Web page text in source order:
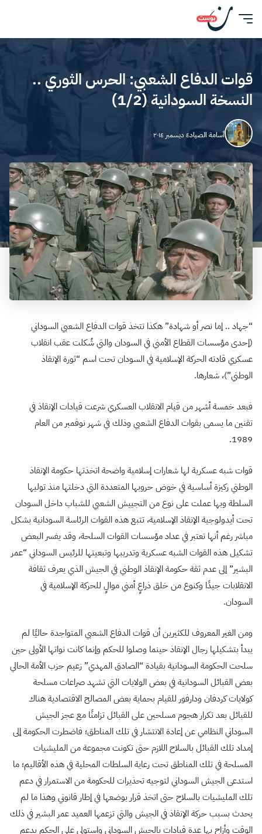
قوات الدفاع الشعبي: الحرس الثوري ..
النسخة السودانية (1/2)
أسامة الصياد٤ ديسمبر ٢٠١٤
“جهاد .. إما نصر أو شهادة” هكذا تتخذ قوات الدفاع الشعبي السوداني
(إحدى مؤسسات القطاع الأمني في السودان والتي شُكلت عقب انقلاب
عسكري قادته الحركة الإسلامية في السودان تحت اسم “ثورة الإنقاذ
الوطني”)، شعارها.
فبعد خمسة أشهر من قيام الانقلاب العسكري شرعت قيادات الإنقاذ في
تقنين ما يسمى بقوات الدفاع الشعبي وذلك في شهر نوفمبر من العام
1989.
قوات شبه عسكرية لها شعارات إسلامية واضحة اتخذتها حكومة الإنقاذ
الوطني ركيزة أساسية في خوض حروبها المتعددة التي دخلتها منذ توليها
السلطة وبها عملت على نوع من التجييش الشعبي للشباب داخل السودان
تحت أيدولوجية الإنقاذ الإسلامية، تتبع هذه القوات الرئاسة السودانية بشكل
مباشر رغم أنها تعتبر في عداد مؤسسات القوات السلحة، وقد يفسر البعض
تشكيل هذه القوات الشبه عسكرية وتدريبها وتبعيتها للرئيس السوداني “عمر
البشير” إلى عدم ثقة حكومة الإنقاذ الوطني في الجيش الذي يعرف ثقافة
الانقلابات جيدًا وكنوع من خلق ذراعٍ أمني موالٍ للحركة الإسلامية في
السودان.
ومن الغير المعروف للكثيرين أن قوات الدفاع الشعبي المتواجدة حاليًا لم
يبدأ بتشكيلها رجال الإنقاذ حينما وصلوا للحكم وإنما كانت نواتها الأولى حين
سلحت الحكومة السودانية بقيادة “الصادق المهدي” زعيم حزب الأمة الحالي
بعض القبائل السودانية في بعض الولايات التي تشهد صراعات مسلحة
كولايات كردفان ودارفور للقيام بحماية بعض المصالح الاقتصادية هناك
للقبائل بعد تكرار هجوم مسلحين على القبائل تزامنًا مع عجز الجيش
السوداني النظامي عن إعادة الانتشار في تلك المناطق؛ فاضطرت الحكومة إلى
إمداد تلك القبائل بالسلاح اللازم حتى تكونت مجموعة من المليشيات
المسلحة في تلك المناطق تحت رعاية السلطات المحلية في هذه الأقاليم؛ ما
استدعى الجيش السوداني لتوجيه تحذيرات للحكومة من الاستمرار في دعم
تلك المليشيات بالسلاح حتى اتخذ قرار بوضعها في إطار قانوني وهذا ما لم
يحدث بسبب حركة الإنقاذ في الجيش والتي تزعمها العميد عمر البشير في ذلك
الوقت وأزاح بها عدة قيادات بالجيش السوداني واستولى على الحكم بدعم